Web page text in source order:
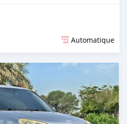
Automatique